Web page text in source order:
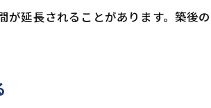
延長されることがあります。築後